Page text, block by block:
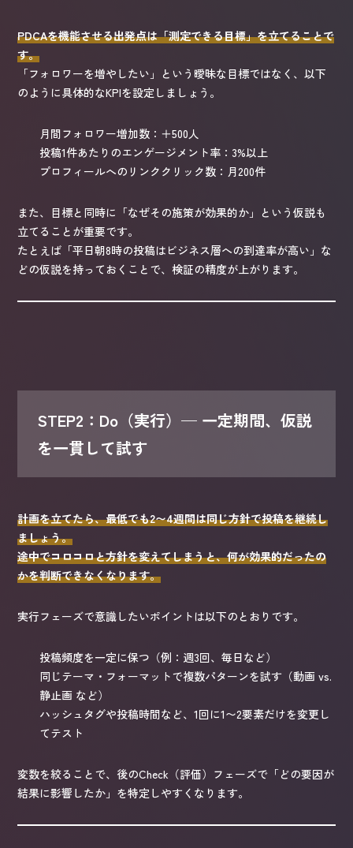
PDCAを機能させる出発点は「測定できる目標」を立てることで
す。
「フォロワーを増やしたい」という曖昧な目標ではなく、以下
のように具体的なKPIを設定しましょう。
月間フォロワー増加数：＋500人
投稿1件あたりのエンゲージメント率：3%以上
プロフィールへのリンククリック数：月200件
また、目標と同時に「なぜその施策が効果的か」という仮説も
立てることが重要です。
たとえば「平日朝8時の投稿はビジネス層への到達率が高い」な
どの仮説を持っておくことで、検証の精度が上がります。
STEP2：Do（実行）— 一定期間、仮説
を一貫して試す
計画を立てたら、最低でも2〜4週間は同じ方針で投稿を継続し
ましょう。
途中でコロコロと方針を変えてしまうと、何が効果的だったの
かを判断できなくなります。
実行フェーズで意識したいポイントは以下のとおりです。
投稿頻度を一定に保つ（例：週3回、毎日など）
同じテーマ・フォーマットで複数パターンを試す（動画 vs.
静止画 など）
ハッシュタグや投稿時間など、1回に1〜2要素だけを変更し
てテスト
変数を絞ることで、後のCheck（評価）フェーズで「どの要因が
結果に影響したか」を特定しやすくなります。